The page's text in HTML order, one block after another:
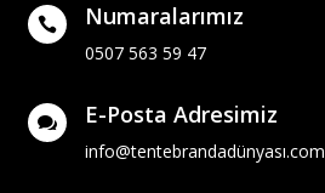
 Numaralarımız
0507 563 59 47
 E-Posta Adresimiz
info@tentebrandadünyası.com